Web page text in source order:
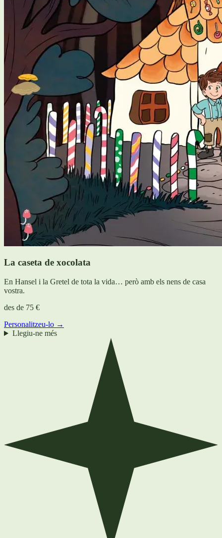
La caseta de xocolata
En Hansel i la Gretel de tota la vida… però amb els nens de casa
vostra.
des de 75 €
Personalitzeu-lo →
Llegiu-ne més